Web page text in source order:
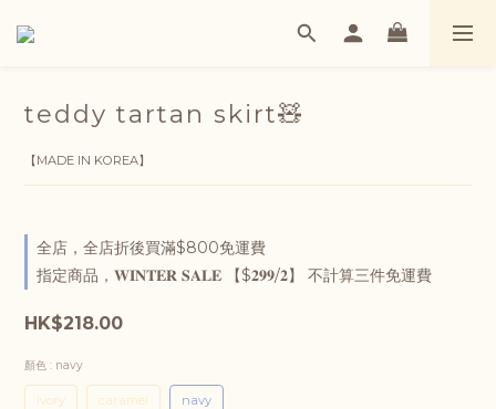
teddy tartan skirt🧸
【MADE IN KOREA】
全店，全店折後買滿$800免運費
指定商品，𝐖𝐈𝐍𝐓𝐄𝐑 𝐒𝐀𝐋𝐄 【$𝟐𝟗𝟗/𝟐】 不計算三件免運費
HK$218.00
顏色 : navy
ivory caramel navy